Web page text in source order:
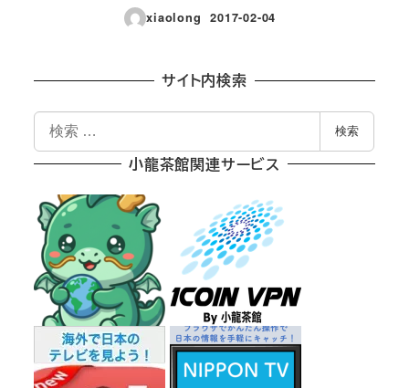
xiaolong
投稿日
2017-02-04
サイト内検索
検
索
検索
小龍茶館関連サービス